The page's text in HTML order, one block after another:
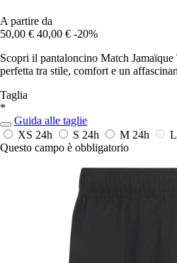
A partire da
50,00 € 40,00 € -20%
Scopri il pantaloncino Match
perfetta tra stile, comfort e un
Taglia
*
Guida alle taglie
XS 24h S 24h M 24h L
Questo campo è obbligatorio